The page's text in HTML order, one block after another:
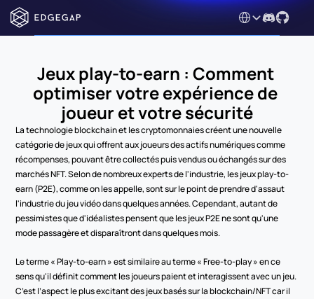
Select Language
Jeux play-to-earn : Comment
optimiser votre expérience de
joueur et votre sécurité
La technologie blockchain et les cryptomonnaies créent une nouvelle
catégorie de jeux qui offrent aux joueurs des actifs numériques comme
récompenses, pouvant être collectés puis vendus ou échangés sur des
marchés NFT. Selon de nombreux experts de l'industrie, les jeux play-to-
earn (P2E), comme on les appelle, sont sur le point de prendre d'assaut
l'industrie du jeu vidéo dans quelques années. Cependant, autant de
pessimistes que d'idéalistes pensent que les jeux P2E ne sont qu'une
mode passagère et disparaîtront dans quelques mois.
Le terme « Play-to-earn » est similaire au terme « Free-to-play » en ce
sens qu'il définit comment les joueurs paient et interagissent avec un jeu.
C’est l’aspect le plus excitant des jeux basés sur la blockchain/NFT car il